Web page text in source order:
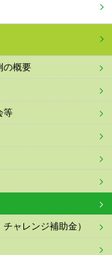
の概要
等
ャレンジ補助金）